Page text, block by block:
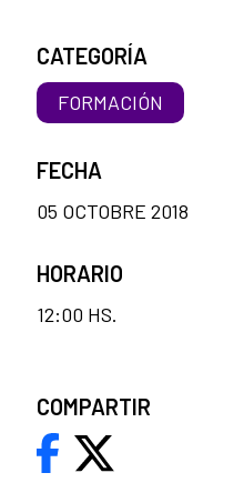
CATEGORÍA
FORMACIÓN
FECHA
05 OCTOBRE 2018
HORARIO
12:00 HS.
COMPARTIR